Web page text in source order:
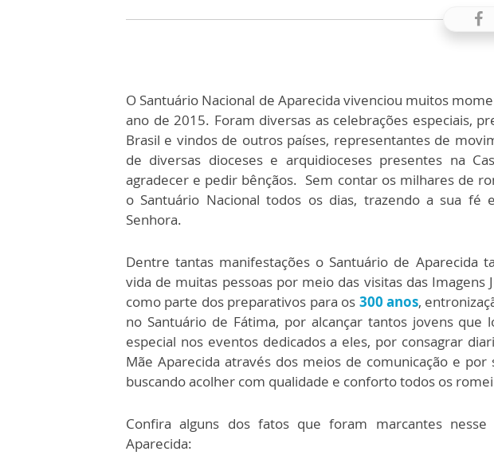
O Santuário Nacional de Aparecida vivenciou muitos
ano de 2015. Foram diversas as celebrações especiais,
Brasil e vindos de outros países, representantes de
de diversas dioceses e arquidioceses presentes na
agradecer e pedir bênçãos. Sem contar os milhares de
o Santuário Nacional todos os dias, trazendo a sua fé
Senhora.
Dentre tantas manifestações o Santuário de Aparecida
vida de muitas pessoas por meio das visitas das Imagens
como parte dos preparativos para os 300 anos,
no Santuário de Fátima, por alcançar tantos jovens que
especial nos eventos dedicados a eles, por consagrar
Mãe Aparecida através dos meios de comunicação e
buscando acolher com qualidade e conforto todos os
Confira alguns dos fatos que foram marcantes
Aparecida: